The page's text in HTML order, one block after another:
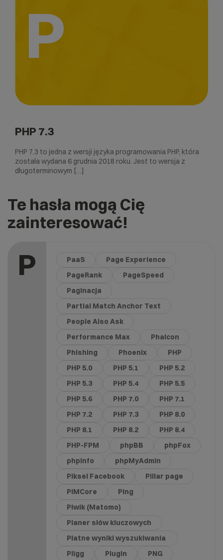
P
PHP 7.3
PHP 7.3 to jedna z wersji języka programowania PHP, która
została wydana 6 grudnia 2018 roku. Jest to wersja z
długoterminowym […]
Te hasła mogą Cię
zainteresować!
P PaaS
Page Experience
PageRank
PageSpeed
Paginacja
Partial Match Anchor Text
People Also Ask
Performance Max
Phalcon
Phishing
Phoenix
PHP
PHP 5.0
PHP 5.1
PHP 5.2
PHP 5.3
PHP 5.4
PHP 5.5
PHP 5.6
PHP 7.0
PHP 7.1
PHP 7.2
PHP 7.3
PHP 8.0
PHP 8.1
PHP 8.2
PHP 8.4
PHP-FPM
phpBB
phpFox
phpinfo
phpMyAdmin
Piksel Facebook
Pillar page
PIMCore
Ping
Piwik (Matomo)
Planer słów kluczowych
Płatne wyniki wyszukiwania
Pligg
Plugin
PNG